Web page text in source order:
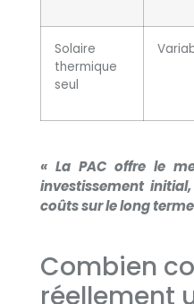
Solaire
thermique
seul
« La PAC offre le
investissement
coûts sur le long
Combien
réellement